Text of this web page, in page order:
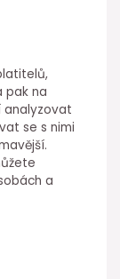
pak na
analyzovat
se s nimi
a